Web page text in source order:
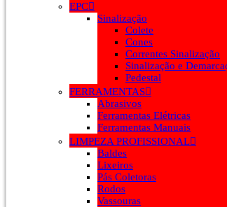
EPC
Sinalização
Colete
Cones
Correntes Sinalização
Sinalização e
Pedestal
FERRAMENTAS
Abrasivos
Ferramentas Elétricas
Ferramentas Manuais
LIMPEZA PROFISSIONAL
Baldes
Lixeiros
Pás Coletoras
Rodos
Vassouras